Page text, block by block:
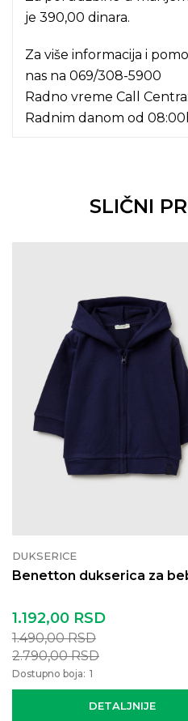
je 390,00 dinara.
Za više informacija i
nas na 069/308-5900
Radno vreme Call Centra:
Radnim danom od
SLIČNI
DUKSERICE
Benetton dukserica za
DETALJNIJE
1.192,00 RSD
1.490,00RSD
2.790,00RSD
Dostupno boja: 1